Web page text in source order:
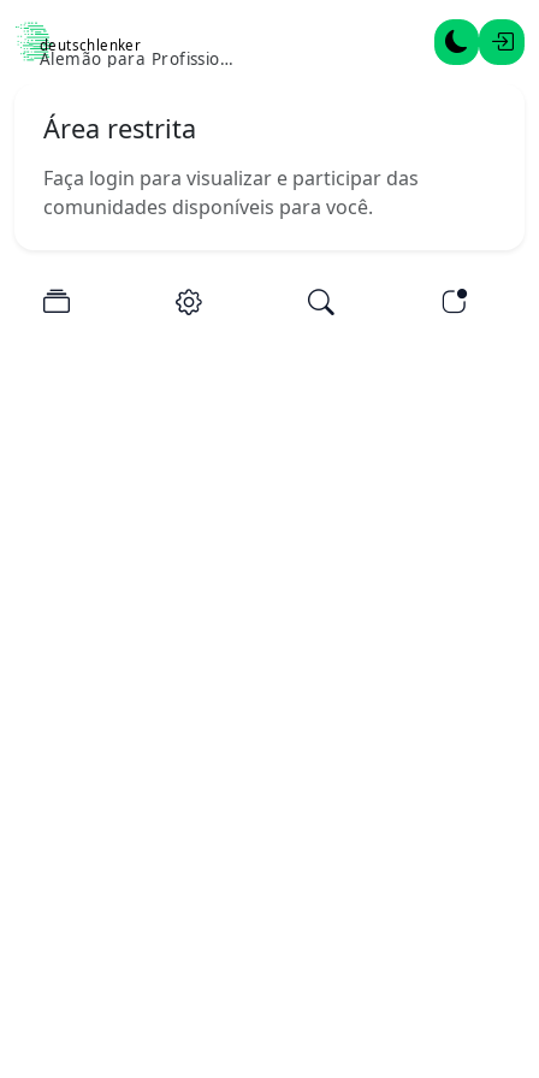
deutschlenker
Alemão para Profissionais Alternar
Área restrita
Faça login para visualizar e participar das
comunidades disponíveis para você.